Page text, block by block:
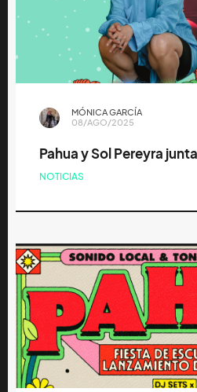
MÓNICA GARCÍA
08/AGO/2025
Pahua y Sol Pereyra
NOTICIAS